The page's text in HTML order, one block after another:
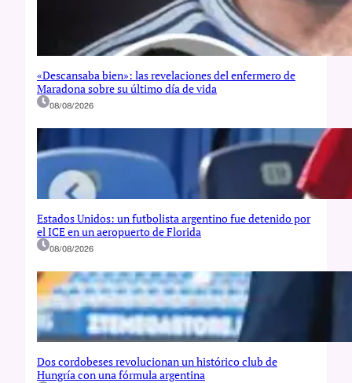
«Descansaba bien»: las revelaciones del enfermero de
Maradona sobre su último día de vida
08/08/2026
Estados Unidos: un futbolista argentino fue detenido por
el ICE en un aeropuerto de Florida
08/08/2026
Dos cordobeses revolucionan un histórico club de
Hungría con una fórmula argentina